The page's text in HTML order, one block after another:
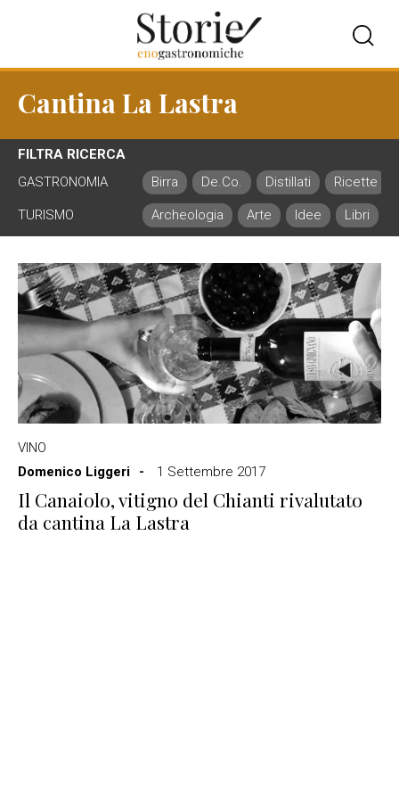
Cantina La Lastra
FILTRA RICERCA
GASTRONOMIA
Birra De.Co. Distillati Ricette
TURISMO Archeologia Arte Idee Libri
VINO
Domenico Liggeri
1 Settembre 2017
Il Canaiolo, vitigno del Chianti rivalutato
da cantina La Lastra